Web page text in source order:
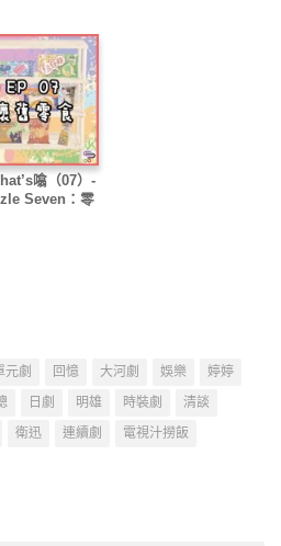
噏（07）-
Seven：零
元劇 回憶 大河劇 娛樂
婷婷
日劇 明雄 時裝劇
清談
衛迅 連續劇 電視汁撈飯